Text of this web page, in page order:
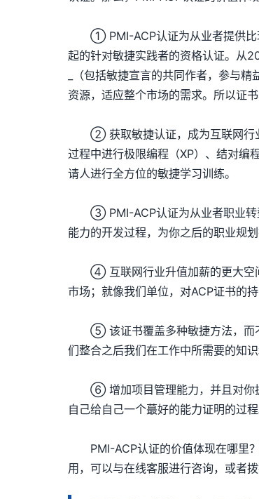
① PMI-ACP认证为从业者提供比现
起的针对敏捷实践者的资格认证。从
_（包括敏捷宣言的共同作者，参与
资源，适应整个市场的需求。所以证
② 获取敏捷认证，成为互联网行业
过程中进行极限编程（XP）、结对编
请人进行全方位的敏捷学习训练。
③ PMI-ACP认证为从业者职业转型
能力的开发过程，为你之后的职业规划
④ 互联网行业升值加薪的更大空间
市场；就像我们单位，对ACP证书的
⑤ 该证书覆盖多种敏捷方法，而不
们整合之后我们在工作中所需要的知
⑥ 增加项目管理能力，并且对你拥
自己给自己一个蕞好的能力证明的过程
PMI-ACP认证的价值体现在哪里？
用，可以与在线客服进行咨询，或者